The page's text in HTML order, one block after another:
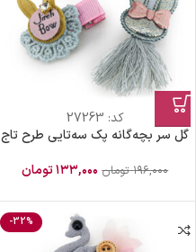
کد: 27263
گل سر بچه‌گانه پک سه‌تایی طرح تاج
۱۹۶,۰۰۰ تومان ۱۳۳,۰۰۰تومان
-32%